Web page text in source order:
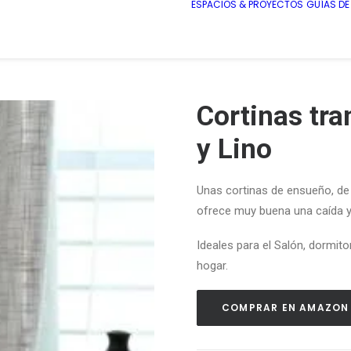
ESPACIOS & PROYECTOS GUÍAS
Cortinas
y Lino
Unas cortinas de ensueño,
ofrece muy buena una caída y
Ideales para el Salón,
hogar.
COMPRAR EN AMAZON